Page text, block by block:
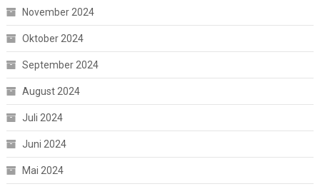
November 2024
Oktober 2024
September 2024
August 2024
Juli 2024
Juni 2024
Mai 2024